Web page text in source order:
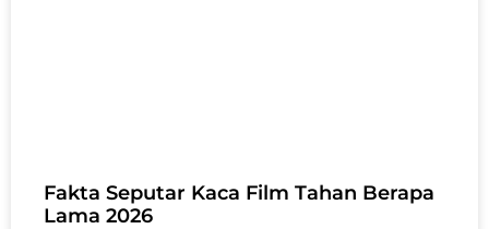
Fakta Seputar Kaca Film Tahan Berapa
Lama 2026